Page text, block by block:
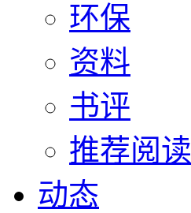
环保
资料
书评
推荐阅读
动态